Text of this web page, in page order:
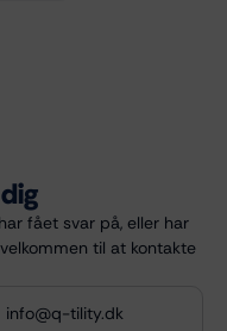
fået svar på, eller har
til at kontakte
info@q-tility.dk